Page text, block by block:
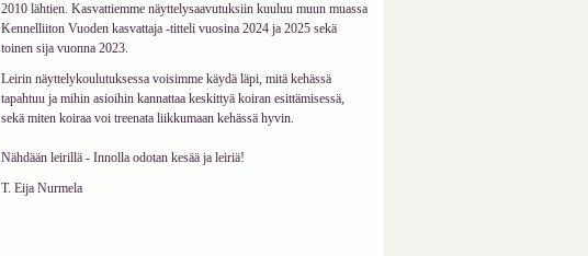
2010 lähtien. Kasvattiemme näyttelysaavutuksiin kuuluu muun muassa
Kennelliiton Vuoden kasvattaja -titteli vuosina 2024 ja 2025 sekä
toinen sija vuonna 2023.
Leirin näyttelykoulutuksessa voisimme käydä läpi, mitä kehässä
tapahtuu ja mihin asioihin kannattaa keskittyä koiran esittämisessä,
sekä miten koiraa voi treenata liikkumaan kehässä hyvin.
Nähdään leirillä - Innolla odotan kesää ja leiriä!
T. Eija Nurmela